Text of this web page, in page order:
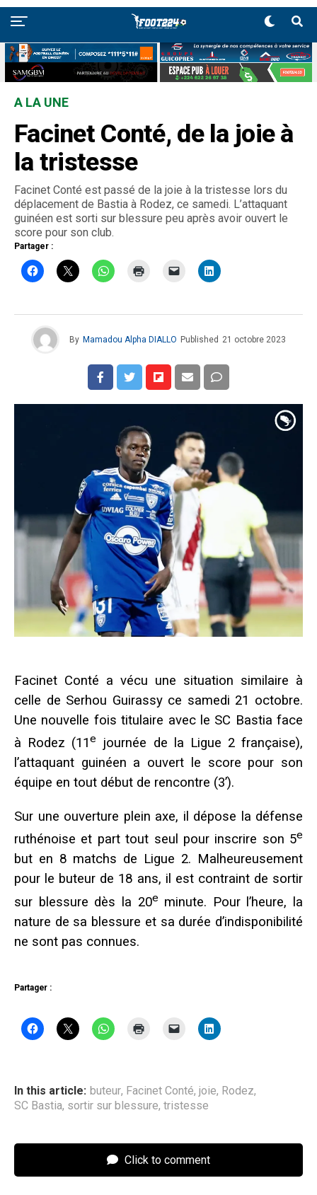
A LA UNE
Facinet Conté, de la joie à
la tristesse
Facinet Conté est passé de la joie à la tristesse lors du
déplacement de Bastia à Rodez, ce samedi. L’attaquant
guinéen est sorti sur blessure peu après avoir ouvert le
score pour son club.
Partager :
By Mamadou Alpha DIALLO Published 21 octobre 2023
Facinet Conté a vécu une situation similaire à
celle de Serhou Guirassy ce samedi 21 octobre.
Une nouvelle fois titulaire avec le SC Bastia face
à Rodez (11e
journée de la Ligue 2 française),
l’attaquant guinéen a ouvert le score pour son
équipe en tout début de rencontre (3’).
Sur une ouverture plein axe, il dépose la défense
ruthénoise et part tout seul pour inscrire son 5e
but en 8 matchs de Ligue 2. Malheureusement
pour le buteur de 18 ans, il est contraint de sortir
sur blessure dès la 20e minute. Pour l’heure, la
nature de sa blessure et sa durée d’indisponibilité
ne sont pas connues.
Partager :
In this article: buteur, Facinet Conté, joie, Rodez,
SC Bastia, sortir sur blessure, tristesse
Click to comment